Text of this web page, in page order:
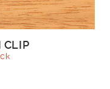
CLIP